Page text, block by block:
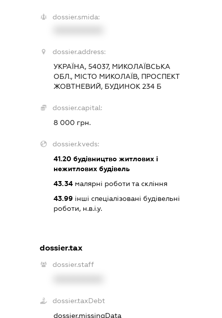
dossier.smida:
dossier.address:
УКРАЇНА, 54037, МИКОЛАЇВСЬКА
ОБЛ., МІСТО МИКОЛАЇВ, ПРОСПЕКТ
ЖОВТНЕВИЙ, БУДИНОК 234 Б
dossier.capital:
8 000 грн.
dossier.kveds:
41.20будівництво житлових і
нежитлових будівель
43.34малярні роботи та скління
43.99інші спеціалізовані будівельні
роботи, н.в.і.у.
dossier.tax
dossier.staff
dossier.taxDebt
dossier.missingData